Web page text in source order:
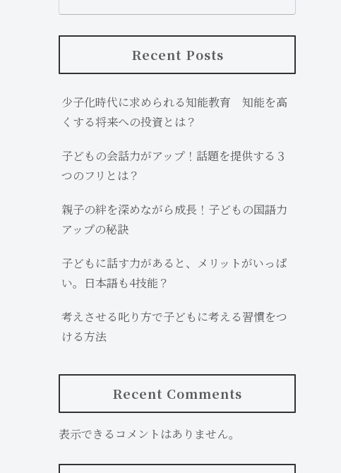
Recent Posts
少子化時代に求められる知能教育 知能を高
くする将来への投資とは？
子どもの会話力がアップ！話題を提供する３
つのフリとは？
親子の絆を深めながら成長！子どもの国語力
アップの秘訣
子どもに話す力があると、メリットがいっぱ
い。日本語も4技能？
考えさせる叱り方で子どもに考える習慣をつ
ける方法
Recent Comments
表示できるコメントはありません。